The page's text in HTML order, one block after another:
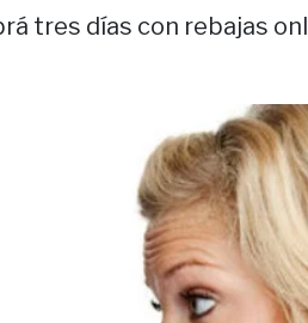
tres días con rebajas